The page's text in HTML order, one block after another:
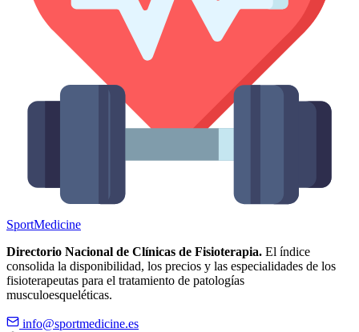
SportMedicine
Directorio Nacional de Clínicas de Fisioterapia. El índice
consolida la disponibilidad, los precios y las especialidades de los
fisioterapeutas para el tratamiento de patologías
musculoesqueléticas.
info@sportmedicine.es